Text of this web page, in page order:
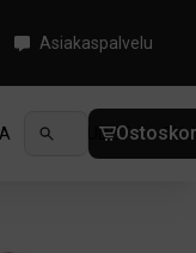
Asiakaspalvelu
UUTUUDET